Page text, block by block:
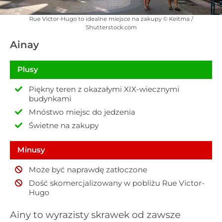
Rue Victor-Hugo to idealne miejsce na zakupy © Keitma /
Shutterstock.com
Ainay
Plusy
Piękny teren z okazałymi XIX-wiecznymi
budynkami
Mnóstwo miejsc do jedzenia
Świetne na zakupy
Minusy
Może być naprawdę zatłoczone
Dość skomercjalizowany w pobliżu Rue Victor-
Hugo
Ainy to wyrazisty skrawek od zawsze